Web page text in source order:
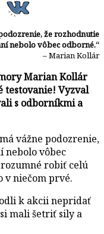
že rozhodnutie
nebolo vôbec odborné.“
– Marian Kollár
Marian Kollár
testovanie! Vyzval
s odborníkmi a
vážne podozrenie,
nebolo vôbec
robiť celú
v niečom prvé.
k akcii nepridať
mali šetriť sily a